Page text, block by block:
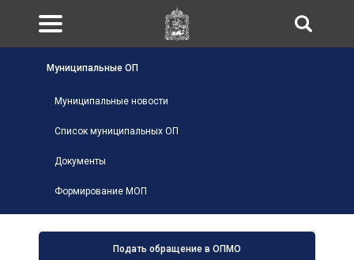
Подать обращение в ОПМО
Муниципальные ОП
Муниципальные новости
Список муниципальных ОП
Документы
Формирование МОП